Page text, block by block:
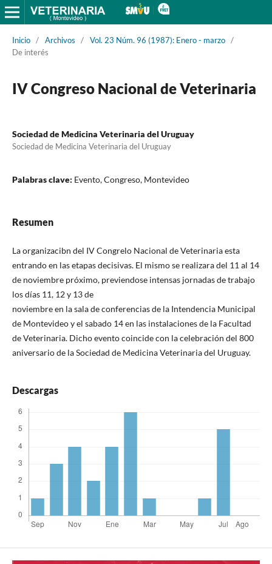
Inicio / Archivos / Vol. 23 Núm. 96 (1987): Enero - marzo /
De interés
IV Congreso Nacional de Veterinaria
Sociedad de Medicina Veterinaria del Uruguay
Sociedad de Medicina Veterinaria del Uruguay
Palabras clave: Evento, Congreso, Montevideo
Resumen
La organizacibn del IV Congrelo Nacional de Veterinaria esta
entrando en las etapas decisivas. El mismo se realizara del 11 al 14
de noviembre próximo, previendose intensas jornadas de trabajo
los días 11, 12 y 13 de
noviembre en la sala de conferencias de la Intendencia Municipal
de Montevideo y el sabado 14 en las instalaciones de la Facultad
de Veterinaria. Dicho evento coincide con la celebración del 800
aniversario de la Sociedad de Medicina Veterinaria del Uruguay.
Descargas